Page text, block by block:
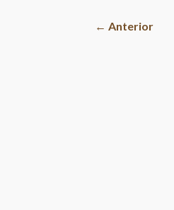
←Anterior